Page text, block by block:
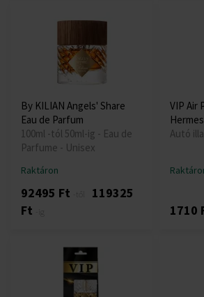
By KILIAN Angels' Share
Eau de Parfum
100ml -tól 50ml-ig - Eau de
Parfume - Unisex
Raktáron
92495 Ft
119325
Ft
VIP Air
Autó
1710